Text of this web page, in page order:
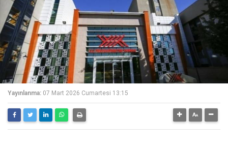
Yayınlanma: 07 Mart 2026 Cumartesi 13:15